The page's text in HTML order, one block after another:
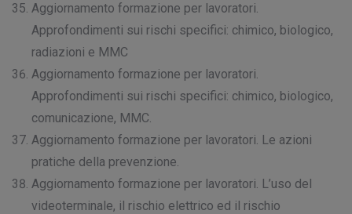
Aggiornamento formazione per lavoratori.
Approfondimenti sui rischi specifici: chimico, biologico,
radiazioni e MMC
Aggiornamento formazione per lavoratori.
Approfondimenti sui rischi specifici: chimico, biologico,
comunicazione, MMC.
Aggiornamento formazione per lavoratori. Le azioni
pratiche della prevenzione.
Aggiornamento formazione per lavoratori. L’uso del
videoterminale, il rischio elettrico ed il rischio